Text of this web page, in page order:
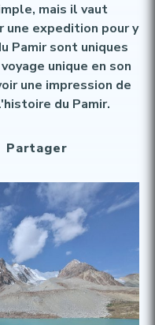
mais il vaut
une expedition pour y
Pamir sont uniques
unique en son
une impression de
du Pamir.
Partager